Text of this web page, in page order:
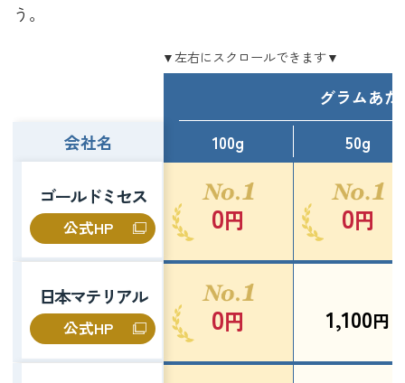
う。
グラムあ
会社名
100g 50g
ゴールドミセス
公式HP 0円 0円
日本マテリアル
公式HP 0円 1,100円